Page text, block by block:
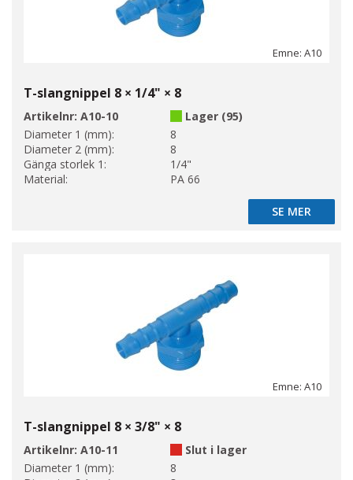
Emne: A10
T-slangnippel 8 × 1/4" × 8
Artikelnr: A10-10
Lager (95)
Diameter 1 (mm):
8
Diameter 2 (mm):
8
Gänga storlek 1:
1/4"
Material:
PA 66
SE MER
SE MER
Emne: A10
T-slangnippel 8 × 3/8" × 8
Artikelnr: A10-11
Slut i lager
Diameter 1 (mm):
8